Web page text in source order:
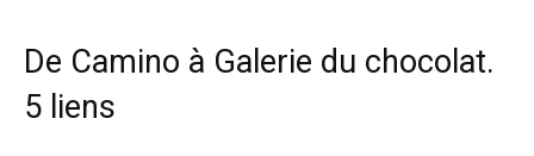
De Camino à Galerie du chocolat.
5 liens